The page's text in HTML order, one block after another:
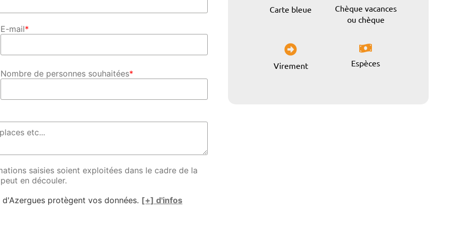
E-mail*
Nombre de personnes souhaitées*
saisies soient exploitées dans le cadre de la
en découler.
protègent vos données. [+] d'infos
Carte bleue
Chèque vacances
ou chèque
Virement Espèces